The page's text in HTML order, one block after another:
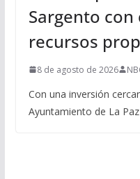
Sargento con
recursos
8 de agosto de 2026
Con una inversión
Ayuntamiento de La